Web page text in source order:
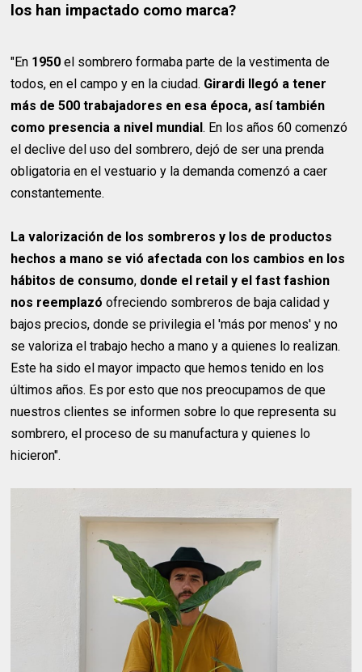
los han impactado como marca?
"En 1950 el sombrero formaba parte de la vestimenta de
todos, en el campo y en la ciudad. Girardi llegó a tener
más de 500 trabajadores en esa época, así también
como presencia a nivel mundial. En los años 60 comenzó
el declive del uso del sombrero, dejó de ser una prenda
obligatoria en el vestuario y la demanda comenzó a caer
constantemente.
La valorización de los sombreros y los de productos
hechos a mano se vió afectada con los cambios en los
hábitos de consumo, donde el retail y el fast fashion
nos reemplazó ofreciendo sombreros de baja calidad y
bajos precios, donde se privilegia el 'más por menos' y no
se valoriza el trabajo hecho a mano y a quienes lo realizan.
Este ha sido el mayor impacto que hemos tenido en los
últimos años. Es por esto que nos preocupamos de que
nuestros clientes se informen sobre lo que representa su
sombrero, el proceso de su manufactura y quienes lo
hicieron".